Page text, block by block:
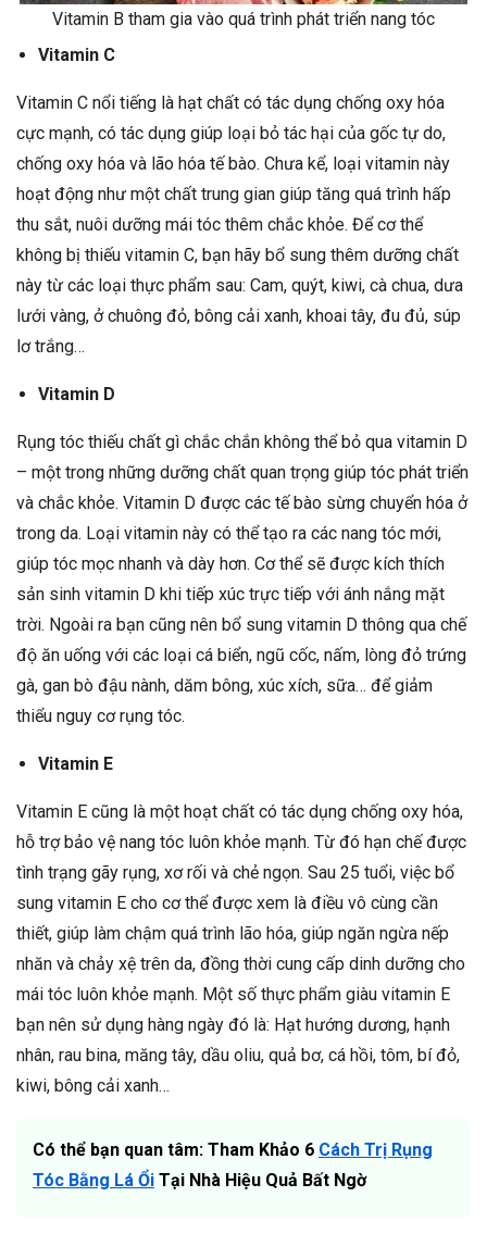
Vitamin B tham gia vào quá trình phát triển nang tóc
Vitamin C
Vitamin C nổi tiếng là hạt chất có tác dụng chống oxy hóa
cực mạnh, có tác dụng giúp loại bỏ tác hại của gốc tự do,
chống oxy hóa và lão hóa tế bào. Chưa kể, loại vitamin này
hoạt động như một chất trung gian giúp tăng quá trình hấp
thu sắt, nuôi dưỡng mái tóc thêm chắc khỏe. Để cơ thể
không bị thiếu vitamin C, bạn hãy bổ sung thêm dưỡng chất
này từ các loại thực phẩm sau: Cam, quýt, kiwi, cà chua, dưa
lưới vàng, ở chuông đỏ, bông cải xanh, khoai tây, đu đủ, súp
lơ trắng…
Vitamin D
Rụng tóc thiếu chất gì chắc chắn không thể bỏ qua vitamin D
– một trong những dưỡng chất quan trọng giúp tóc phát triển
và chắc khỏe. Vitamin D được các tế bào sừng chuyển hóa ở
trong da. Loại vitamin này có thể tạo ra các nang tóc mới,
giúp tóc mọc nhanh và dày hơn. Cơ thể sẽ được kích thích
sản sinh vitamin D khi tiếp xúc trực tiếp với ánh nắng mặt
trời. Ngoài ra bạn cũng nên bổ sung vitamin D thông qua chế
độ ăn uống với các loại cá biển, ngũ cốc, nấm, lòng đỏ trứng
gà, gan bò đậu nành, dăm bông, xúc xích, sữa… để giảm
thiểu nguy cơ rụng tóc.
Vitamin E
Vitamin E cũng là một hoạt chất có tác dụng chống oxy hóa,
hỗ trợ bảo vệ nang tóc luôn khỏe mạnh. Từ đó hạn chế được
tình trạng gãy rụng, xơ rối và chẻ ngọn. Sau 25 tuổi, việc bổ
sung vitamin E cho cơ thể được xem là điều vô cùng cần
thiết, giúp làm chậm quá trình lão hóa, giúp ngăn ngừa nếp
nhăn và chảy xệ trên da, đồng thời cung cấp dinh dưỡng cho
mái tóc luôn khỏe mạnh. Một số thực phẩm giàu vitamin E
bạn nên sử dụng hàng ngày đó là: Hạt hướng dương, hạnh
nhân, rau bina, măng tây, dầu oliu, quả bơ, cá hồi, tôm, bí đỏ,
kiwi, bông cải xanh…
Có thể bạn quan tâm: Tham Khảo 6 Cách Trị Rụng
Tóc Bằng Lá Ổi Tại Nhà Hiệu Quả Bất Ngờ